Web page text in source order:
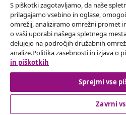
Odkrijte več
© 2008-2026 vidaXL Spletna stran
S piškotki zagotavljamo, da naše
prilagajamo vsebino in oglase,
omrežij, analiziramo omrežni promet
o vaši uporabi našega spletnega
delujejo na področjih družabnih
analize.Politika zasebnosti in izjava o
in piškotkih
Sprejmi vse
Zavrni